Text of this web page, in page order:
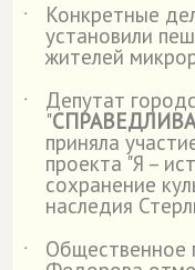
˙
Конкретные
установили
жителей
˙
Депутат
"
приняла
проекта "Я –
сохранение
наследия
˙
Общественное